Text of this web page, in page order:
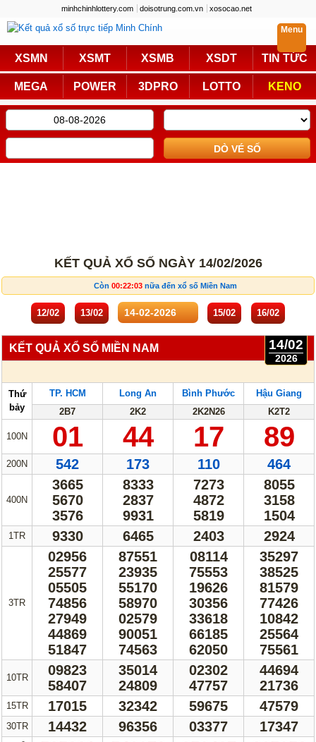
minhchinhlottery.com doisotrung.com.vn xosocao.net
XSMN XSMT XSMB XSDT TIN TỨC
MEGA POWER 3DPRO LOTTO KENO
Menu
Trực Tiếp
Miền Nam Miền Trung
Miền Bắc Mega 6/45
Power 6/55 Max3D Pro
Max 3D Keno
Miền Bắc KQXS Các Tỉnh
KQXS Vietlott
Power 6/55
Max 3D Keno
Bingo 18
Điện Toán
1*2*3
Thần Tài 4
Sớ Đầu Đuôi
Miền Nam Miền Trung
Miền Bắc
Thống Kê
Thống Kê Lô Lô Gan
Giải Đặc Biệt Kiểm Tra Gan Cực Đại
Tần Suất Tần Suất Chi Tiết
Lotto 5/35 Mega 6/45
Power 6/55 Max 3D
KẾT QUẢ XỔ SỐ NGÀY 14/02/2026
Còn 00:22:03nữa đến xổ số Miền Nam
12/02 13/02 15/02 16/02
KẾT QUẢ XỔ SỐ MIỀN NAM 14/02
2026
Thứ
bảy
TP. HCM Long An Bình Phước
Hậu Giang
2B7
2K2 2K2N26 K2T2
100N 01 44 17 89
200N 542 173 110 464
400N
3665
5670
3576
8333
2837
9931
7273
4872
5819
8055
3158
1504
1TR 9330 6465 2403 2924
3TR
02956
25577
05505
74856
27949
44869
51847
87551
23935
55170
58970
02579
90051
74563
08114
75553
19626
30356
33618
66185
62050
35297
38525
81579
77426
10842
25564
75561
10TR
09823
58407
35014
24809
02302
47757
44694
21736
15TR 17015 32342 59675 47579
30TR 14432 96356 03377 17347